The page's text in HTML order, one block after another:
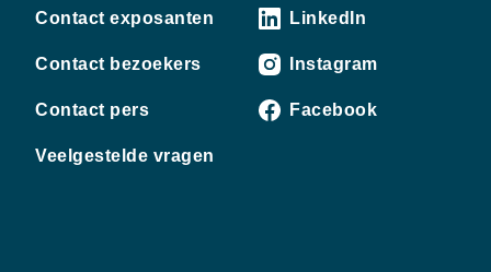
Contact exposanten
Contact bezoekers
Contact pers
Veelgestelde vragen
LinkedIn
Instagram
Facebook